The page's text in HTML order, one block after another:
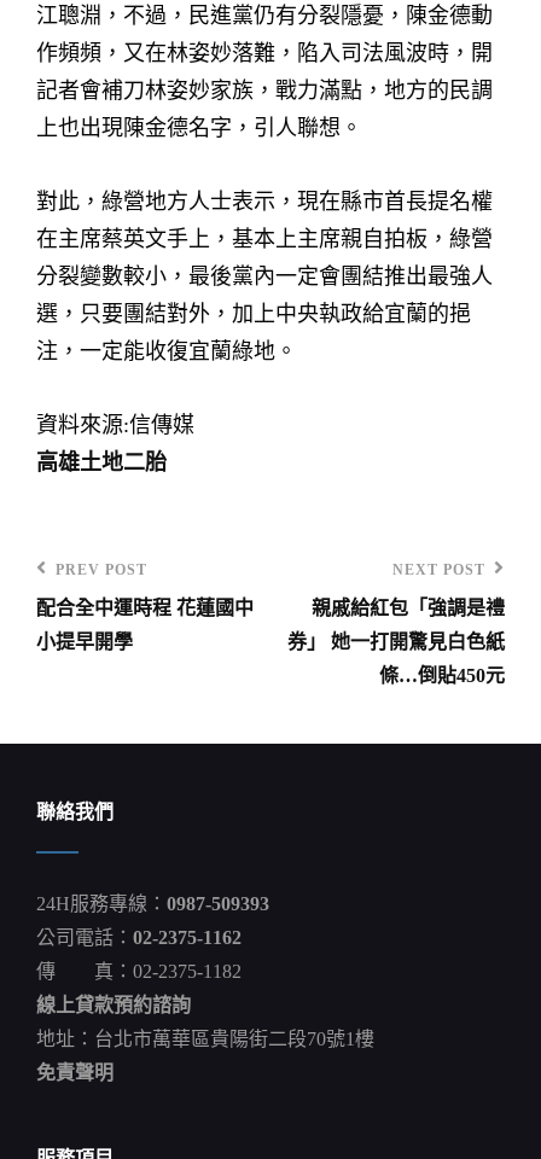
江聰淵，不過，民進黨仍有分裂隱憂，陳金德動
作頻頻，又在林姿妙落難，陷入司法風波時，開
記者會補刀林姿妙家族，戰力滿點，地方的民調
上也出現陳金德名字，引人聯想。
對此，綠營地方人士表示，現在縣市首長提名權
在主席蔡英文手上，基本上主席親自拍板，綠營
分裂變數較小，最後黨內一定會團結推出最強人
選，只要團結對外，加上中央執政給宜蘭的挹
注，一定能收復宜蘭綠地。
資料來源:信傳媒
高雄土地二胎
文
覽
Previous
Post
PREV POST
配合全中運時程 花蓮國中
小提早開學
Post
NEXT POST
親戚給紅包「強調是禮
券」 她一打開驚見白色紙
條…倒貼450元
聯絡我們
24H服務專線： 0987-509393
公司電話： 02-2375-1162
傳 真：02-2375-1182
線上貸款預約諮詢
地址：台北市萬華區貴陽街二段70號1樓
免責聲明